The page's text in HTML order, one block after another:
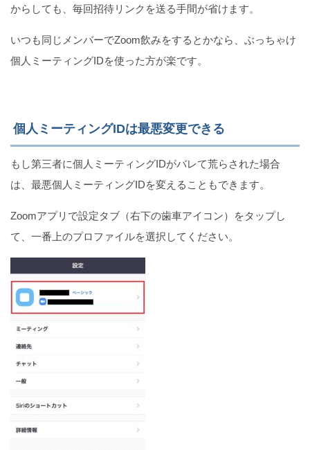
からしても、毎回招待リンクを送る手間が省けます。
いつも同じメンバーでZoom飲みをするとかなら、ぶっちゃけ
個人ミーティングIDを使った方が楽です。
個人ミーティングIDは最悪変更できる
もし第三者に個人ミーティングIDがバレて荒らされた場合
は、最悪個人ミーティングIDを変えることもできます。
Zoomアプリで設定タブ（右下の歯車アイコン）をタップし
て、一番上のプロファイルを選択してください。